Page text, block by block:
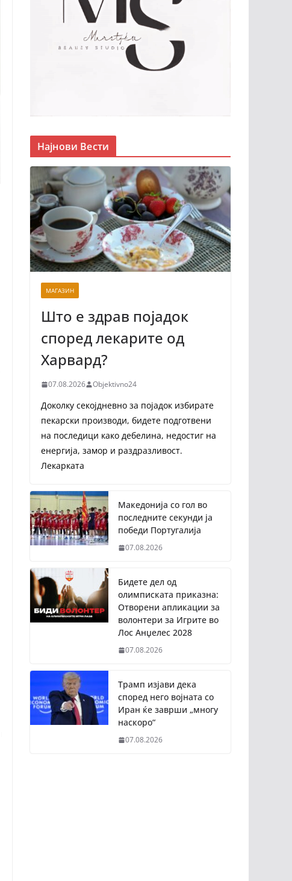
Најнови Вести
МАГАЗИН
Што е здрав појадок
според лекарите од
Харвард?
07.08.2026 Objektivno24
Доколку секојдневно за појадок избирате
пекарски производи, бидете подготвени
на последици како дебелина, недостиг на
енергија, замор и раздразливост.
Лекарката
Македонија со гол во
последните секунди ја
победи Португалија
07.08.2026
Бидете дел од
олимписката приказна:
Отворени апликации за
волонтери за Игрите во
Лос Анџелес 2028
07.08.2026
Трамп изјави дека
според него војната со
Иран ќе заврши „многу
наскоро“
07.08.2026